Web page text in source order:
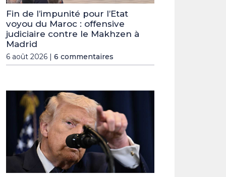
Fin de l’impunité pour l’Etat
voyou du Maroc : offensive
judiciaire contre le Makhzen à
Madrid
6 août 2026 | 6 commentaires